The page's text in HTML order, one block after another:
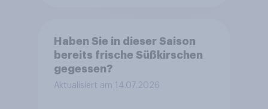
Haben Sie in dieser Saison
bereits frische Süßkirschen
gegessen?
Aktualisiert am 14.07.2026